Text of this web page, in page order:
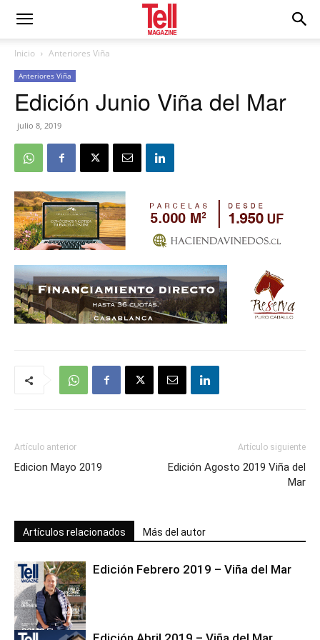
Inicio Anteriores Viña
Anteriores Viña
Edición Junio Viña del Mar
julio 8, 2019
Artículo anterior
Edicion Mayo 2019
Artículo siguiente
Edición Agosto 2019 Viña del
Mar
Artículos relacionados Más del autor
Edición Febrero 2019 – Viña del Mar